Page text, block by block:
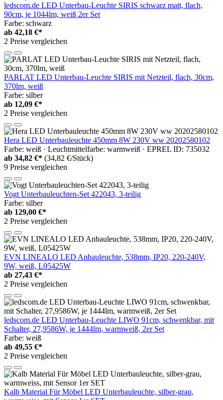
ledscom.de LED Unterbau-Leuchte SIRIS schwarz matt, flach,
90cm, je 1044lm, weiß 2er Set
Farbe: schwarz
ab 42,18 €*
2 Preise vergleichen
PARLAT LED Unterbau-Leuchte SIRIS mit Netzteil, flach, 30cm,
370lm, weiß
Farbe: silber
ab 12,09 €*
2 Preise vergleichen
Hera LED Unterbauleuchte 450mm 8W 230V ww 20202580102
Farbe: weiß · Leuchtmittelfarbe: warmweiß · EPREL ID: 735032
ab 34,82 €* (34,82 €/Stück)
9 Preise vergleichen
Vogt Unterbauleuchten-Set 422043, 3-teilig
Farbe: silber
ab 129,00 €*
2 Preise vergleichen
EVN LINEALO LED Anbauleuchte, 538mm, IP20, 220-240V,
9W, weiß, L05425W
ab 27,43 €*
2 Preise vergleichen
ledscom.de LED Unterbau-Leuchte LIWO 91cm, schwenkbar, mit
Schalter, 27,9586W, je 1444lm, warmweiß, 2er Set
Farbe: weiß
ab 49,55 €*
2 Preise vergleichen
Kalb Material Für Möbel LED Unterbauleuchte, silber-grau,